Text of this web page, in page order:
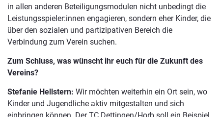
in allen anderen Beteiligungsmodulen nicht unbedingt die
Leistungsspieler:innen engagieren, sondern eher Kinder, die
über den sozialen und partizipativen Bereich die
Verbindung zum Verein suchen.
Zum Schluss, was wünscht ihr euch für die Zukunft des
Vereins?
Stefanie Hellstern: Wir möchten weiterhin ein Ort sein, wo
Kinder und Jugendliche aktiv mitgestalten und sich